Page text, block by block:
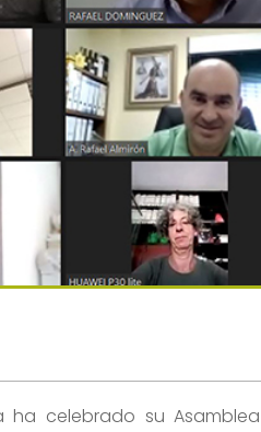
ha celebrado su